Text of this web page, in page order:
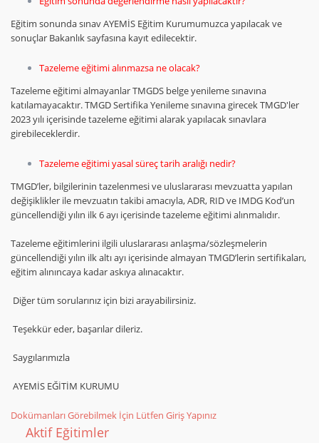
Eğitim sonunda sınav AYEMİS Eğitim Kurumumuzca yapılacak ve
sonuçlar Bakanlık sayfasına kayıt edilecektir.
Tazeleme eğitimi alınmazsa ne olacak?
Tazeleme eğitimi almayanlar TMGDS belge yenileme sınavına
katılamayacaktır. TMGD Sertifika Yenileme sınavına girecek TMGD'ler
2023 yılı içerisinde tazeleme eğitimi alarak yapılacak sınavlara
girebileceklerdir.
Tazeleme eğitimi yasal süreç tarih aralığı nedir?
TMGD’ler, bilgilerinin tazelenmesi ve uluslararası mevzuatta yapılan
değişiklikler ile mevzuatın takibi amacıyla, ADR, RID ve IMDG Kod’un
güncellendiği yılın ilk 6 ayı içerisinde tazeleme eğitimi alınmalıdır.
Tazeleme eğitimlerini ilgili uluslararası anlaşma/sözleşmelerin
güncellendiği yılın ilk altı ayı içerisinde almayan TMGD’lerin sertifikaları,
eğitim alınıncaya kadar askıya alınacaktır.
Diğer tüm sorularınız için bizi arayabilirsiniz.
Teşekkür eder, başarılar dileriz.
Saygılarımızla
AYEMİS EĞİTİM KURUMU
Dokümanları Görebilmek İçin Lütfen Giriş Yapınız
Aktif Eğitimler